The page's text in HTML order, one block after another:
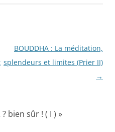
BOUDDHA : La méditation,
splendeurs et limites (Prier II)
→
? bien sûr ! ( I ) »